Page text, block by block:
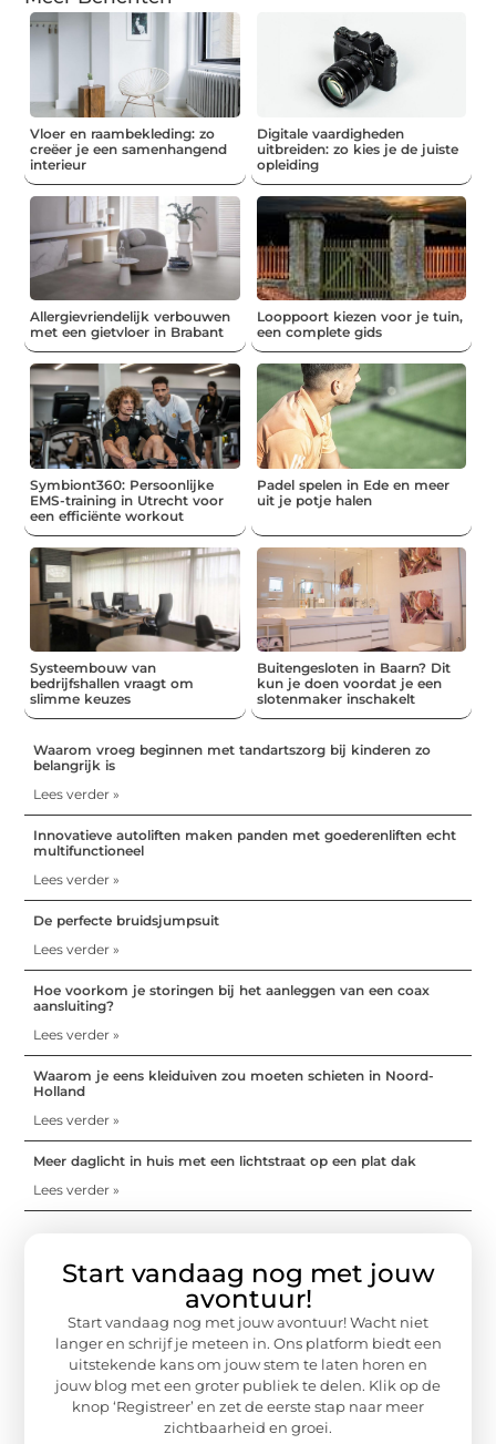
Vloer en raambekleding: zo
creëer je een samenhangend
interieur
Digitale vaardigheden
uitbreiden: zo kies je de juiste
opleiding
Allergievriendelijk verbouwen
met een gietvloer in Brabant
Looppoort kiezen voor je tuin,
een complete gids
Symbiont360: Persoonlijke
EMS-training in Utrecht voor
een efficiënte workout
Padel spelen in Ede en meer
uit je potje halen
Systeembouw van
bedrijfshallen vraagt om
slimme keuzes
Buitengesloten in Baarn? Dit
kun je doen voordat je een
slotenmaker inschakelt
Waarom vroeg beginnen met tandartszorg bij kinderen zo
belangrijk is
Lees verder »
Innovatieve autoliften maken panden met goederenliften echt
multifunctioneel
Lees verder »
De perfecte bruidsjumpsuit
Lees verder »
Hoe voorkom je storingen bij het aanleggen van een coax
aansluiting?
Lees verder »
Waarom je eens kleiduiven zou moeten schieten in Noord-
Holland
Lees verder »
Meer daglicht in huis met een lichtstraat op een plat dak
Lees verder »
Start vandaag nog met jouw
avontuur!
Start vandaag nog met jouw avontuur! Wacht niet
langer en schrijf je meteen in. Ons platform biedt een
uitstekende kans om jouw stem te laten horen en
jouw blog met een groter publiek te delen. Klik op de
knop ‘Registreer’ en zet de eerste stap naar meer
zichtbaarheid en groei.